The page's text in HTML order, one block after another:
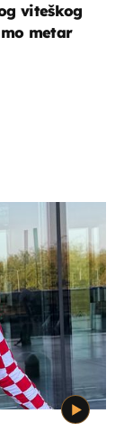
viteškog
metar